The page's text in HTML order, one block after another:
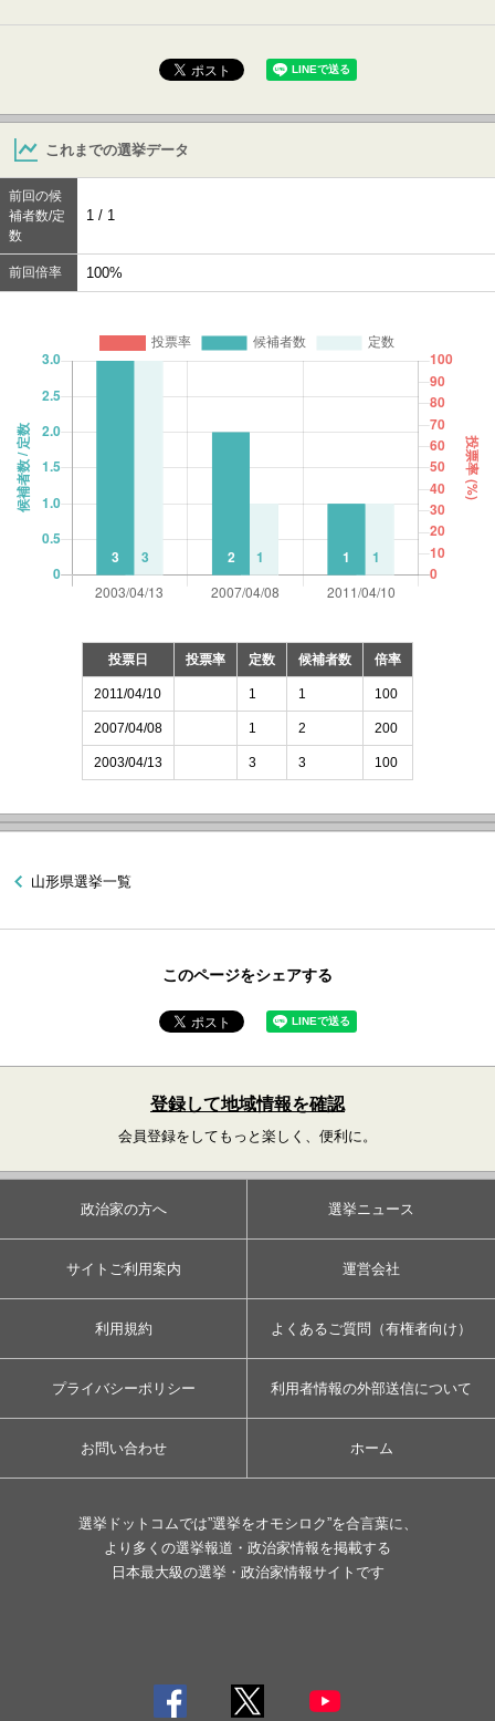
これまでの選挙データ
前回の候
補者数/定
数
1 / 1
前回倍率 100%
投票日 投票率 定数 候補者数 倍率
2011/04/10 1 1 100
2007/04/08 1 2 200
2003/04/13 3 3 100
山形県選挙一覧
このページをシェアする
登録して地域情報を確認
会員登録をしてもっと楽しく、便利に。
政治家の方へ 選挙ニュース
サイトご利用案内 運営会社
利用規約 よくあるご質問（有権者向け）
プライバシーポリシー 利用者情報の外部送信について
お問い合わせ ホーム
選挙ドットコムでは”選挙をオモシロク”を合言葉に、
より多くの選挙報道・政治家情報を掲載する
日本最大級の選挙・政治家情報サイトです